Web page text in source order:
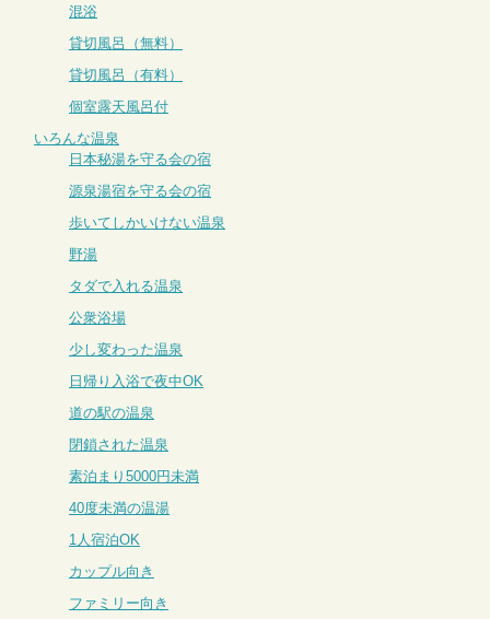
混浴
貸切風呂（無料）
貸切風呂（有料）
個室露天風呂付
いろんな温泉
日本秘湯を守る会の宿
源泉湯宿を守る会の宿
歩いてしかいけない温泉
野湯
タダで入れる温泉
公衆浴場
少し変わった温泉
日帰り入浴で夜中OK
道の駅の温泉
閉鎖された温泉
素泊まり5000円未満
40度未満の温湯
1人宿泊OK
カップル向き
ファミリー向き